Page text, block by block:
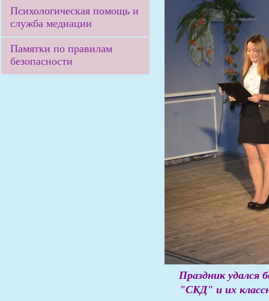
Психологическая помощь и
служба медиации
Памятки по правилам
безопасности
Праздник удался
"СКД" и их